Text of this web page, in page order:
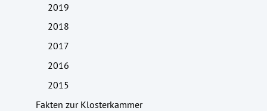
2019
2018
2017
2016
2015
Fakten zur Klosterkammer